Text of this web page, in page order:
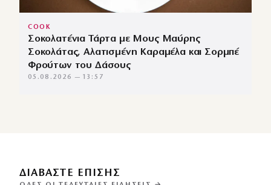
COOK
Σοκολατένια Τάρτα με Μους Μαύρης
Σοκολάτας, Αλατισμένη Καραμέλα και Σορμπέ
Φρούτων του Δάσους
05.08.2026 — 13:57
ΔΙΑΒΑΣΤΕ ΕΠΙΣΗΣ